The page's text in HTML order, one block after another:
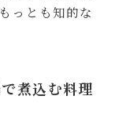
っとも知的な
煮込む料理